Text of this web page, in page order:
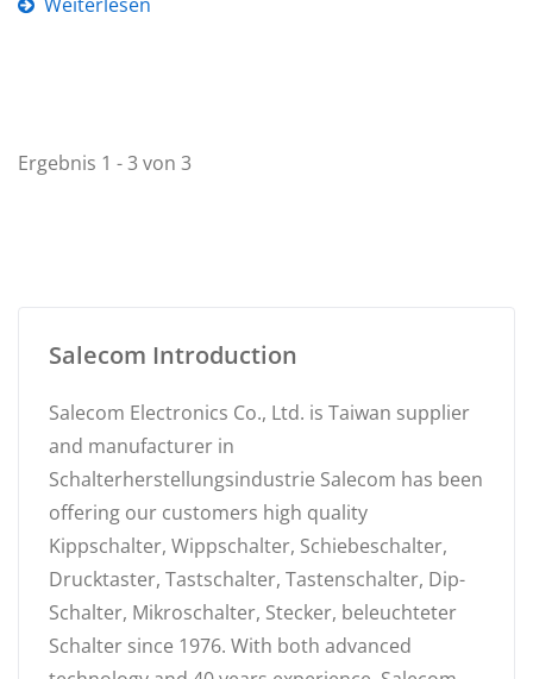
Ergebnis 1 - 3 von 3
Salecom Introduction
Salecom Electronics Co., Ltd. is Taiwan supplier
and manufacturer in
Schalterherstellungsindustrie Salecom has been
offering our customers high quality
Kippschalter, Wippschalter, Schiebeschalter,
Drucktaster, Tastschalter, Tastenschalter, Dip-
Schalter, Mikroschalter, Stecker, beleuchteter
Schalter since 1976. With both advanced